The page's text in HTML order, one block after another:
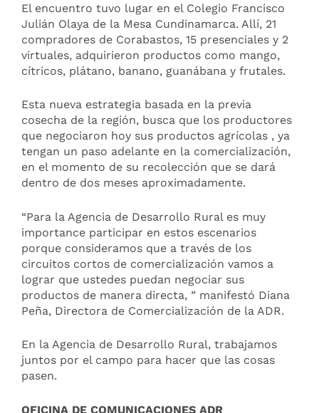
El encuentro tuvo lugar en el Colegio Francisco
Julián Olaya de la Mesa Cundinamarca. Allí, 21
compradores de Corabastos, 15 presenciales y 2
virtuales, adquirieron productos como mango,
cítricos, plátano, banano, guanábana y frutales.
Esta nueva estrategia basada en la previa
cosecha de la región, busca que los productores
que negociaron hoy sus productos agrícolas , ya
tengan un paso adelante en la comercialización,
en el momento de su recolección que se dará
dentro de dos meses aproximadamente.
“Para la Agencia de Desarrollo Rural es muy
importance participar en estos escenarios
porque consideramos que a través de los
circuitos cortos de comercialización vamos a
lograr que ustedes puedan negociar sus
productos de manera directa, ” manifestó Diana
Peña, Directora de Comercialización de la ADR.
En la Agencia de Desarrollo Rural, trabajamos
juntos por el campo para hacer que las cosas
pasen.
OFICINA DE COMUNICACIONES ADR